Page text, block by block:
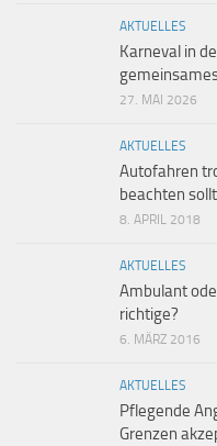
AKTUELLES
Karneval in
27. MAI 2026
AKTUELLES
Autofahren
beachten
8. APRIL 2018
AKTUELLES
Ambulant
richtige?
6. MÄRZ 2016
AKTUELLES
Pflegende
Grenzen